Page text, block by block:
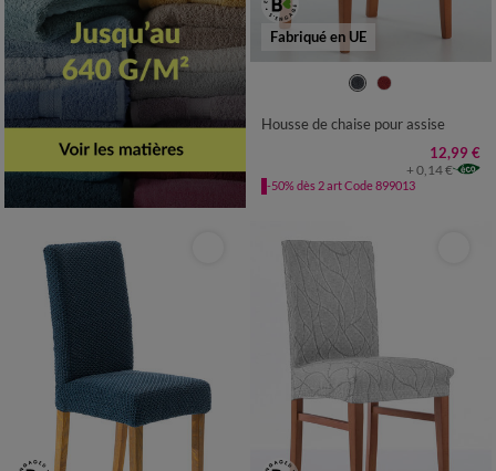
Fabriqué en UE
Housse de chaise pour assise
12,99 €
+ 0,14 €
-50% dès 2 art Code 899013